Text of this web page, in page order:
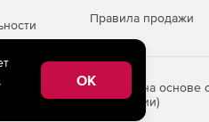
Правила продажи
информации на основе
Российской Федерации)
OK